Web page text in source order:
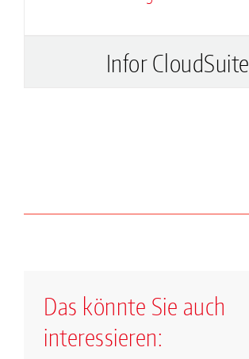
Infor CloudSuite
Das könnte Sie auch
interessieren: